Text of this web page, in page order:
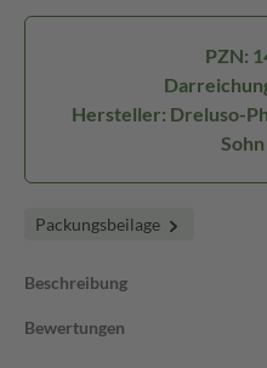
PZN:
Hersteller: Dreluso-
Packungsbeilage
Beschreibung
Bewertungen